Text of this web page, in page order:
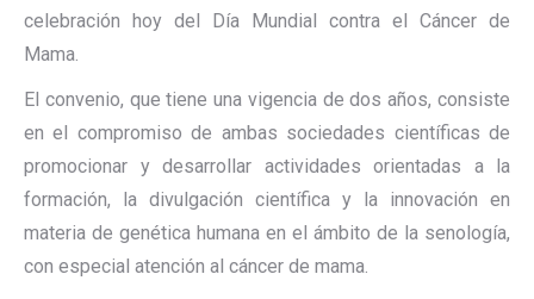
celebración hoy del Día Mundial contra el Cáncer de
Mama.
El convenio, que tiene una vigencia de dos años, consiste
en el compromiso de ambas sociedades científicas de
promocionar y desarrollar actividades orientadas a la
formación, la divulgación científica y la innovación en
materia de genética humana en el ámbito de la senología,
con especial atención al cáncer de mama.